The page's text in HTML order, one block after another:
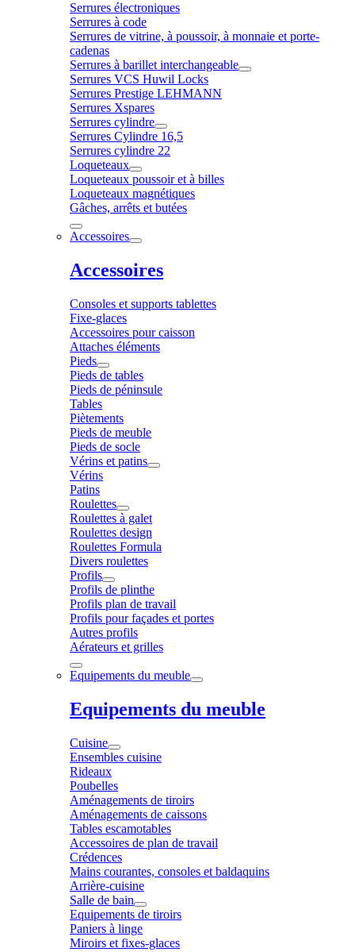
Serrures électroniques
Serrures à code
Serrures de vitrine, à poussoir, à monnaie et porte-
cadenas
Serrures à barillet interchangeable
Serrures VCS Huwil Locks
Serrures Prestige LEHMANN
Serrures Xspares
Serrures cylindre
Serrures Cylindre 16,5
Serrures cylindre 22
Loqueteaux
Loqueteaux poussoir et à billes
Loqueteaux magnétiques
Gâches, arrêts et butées
Accessoires
Accessoires
Consoles et supports tablettes
Fixe-glaces
Accessoires pour caisson
Attaches éléments
Pieds
Pieds de tables
Pieds de péninsule
Tables
Piètements
Pieds de meuble
Pieds de socle
Vérins et patins
Vérins
Patins
Roulettes
Roulettes à galet
Roulettes design
Roulettes Formula
Divers roulettes
Profils
Profils de plinthe
Profils plan de travail
Profils pour façades et portes
Autres profils
Aérateurs et grilles
Equipements du meuble
Equipements du meuble
Cuisine
Ensembles cuisine
Rideaux
Poubelles
Aménagements de tiroirs
Aménagements de caissons
Tables escamotables
Accessoires de plan de travail
Crédences
Mains courantes, consoles et baldaquins
Arrière-cuisine
Salle de bain
Equipements de tiroirs
Paniers à linge
Miroirs et fixes-glaces